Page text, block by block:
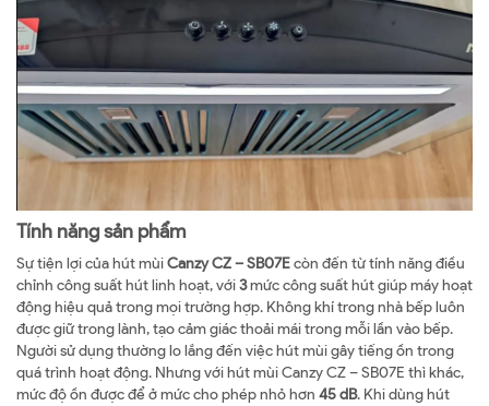
Tính năng sản phẩm
Sự tiện lợi của hút mùiCanzy CZ – SB07Ecòn đến từ tính năng điều
chỉnh công suất hút linh hoạt, với3mức công suất hút giúp máy hoạt
động hiệu quả trong mọi trường hợp. Không khí trong nhà bếp luôn
được giữ trong lành, tạo cảm giác thoải mái trong mỗi lần vào bếp.
Người sử dụng thường lo lắng đến việc hút mùi gây tiếng ồn trong
quá trình hoạt động. Nhưng với hút mùi Canzy CZ – SB07E thì khác,
mức độ ồn được để ở mức cho phép nhỏ hơn 45 dB. Khi dùng hút